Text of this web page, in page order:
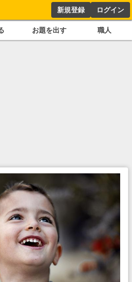
新規登録 ログイン
お題を出す 職人